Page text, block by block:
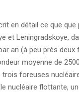
en détail ce que
et Leningradskoye,
an (à peu près
moyenne de
trois foreuses
nucléaire flottante,